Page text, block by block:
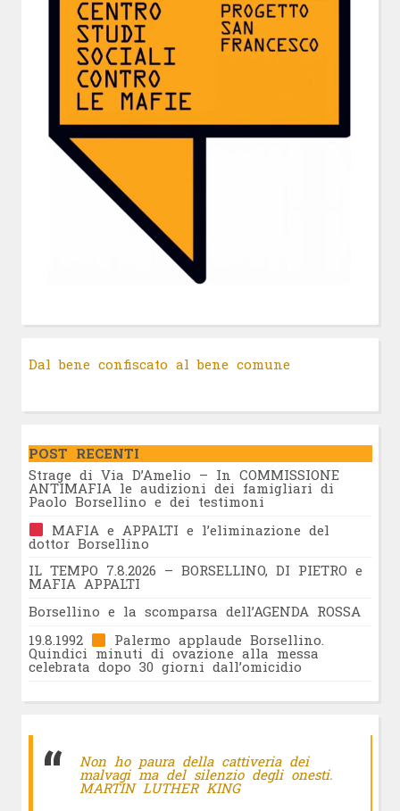
Dal bene confiscato al bene comune
POST RECENTI
Strage di Via D’Amelio – In COMMISSIONE
ANTIMAFIA le audizioni dei famigliari di
Paolo Borsellino e dei testimoni
MAFIA e APPALTI e l’eliminazione del
dottor Borsellino
IL TEMPO 7.8.2026 – BORSELLINO, DI PIETRO e
MAFIA APPALTI
Borsellino e la scomparsa dell’AGENDA ROSSA
19.8.1992
Palermo applaude Borsellino.
Quindici minuti di ovazione alla messa
celebrata dopo 30 giorni dall’omicidio
Non ho paura della cattiveria dei
malvagi ma del silenzio degli onesti.
MARTIN LUTHER KING